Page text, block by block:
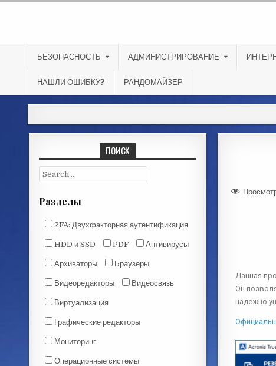
БЕЗОПАСНОСТЬ АДМИНИСТРИРОВАНИЕ
НАШЛИ ОШИБКУ? РАНДОМАЙЗЕР
Данная
Он
надежно
ПОИСК
Разделы
2FA: Двухфакторная аутентификация
HDD и SSD PDF Антивирусы
Архиваторы Браузеры
Видеоредакторы Видеосвязь
Виртуализация
Графические редакторы
Мониторинг
Операционные системы